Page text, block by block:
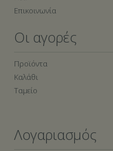
Επικοινωνία
Οι αγορές
Προϊόντα
Καλάθι
Ταμείο
Λογαριασμός